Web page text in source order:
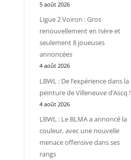
5 août 2026
Ligue 2 Voiron : Gros
renouvellement en Isère et
seulement 8 joueuses
annoncées
4 août 2026
LBWL : De l’expérience dans la
peinture de Villeneuve d’Ascq !
4 août 2026
LBWL : Le BLMA a annoncé la
couleur, avec une nouvelle
menace offensive dans ses
rangs